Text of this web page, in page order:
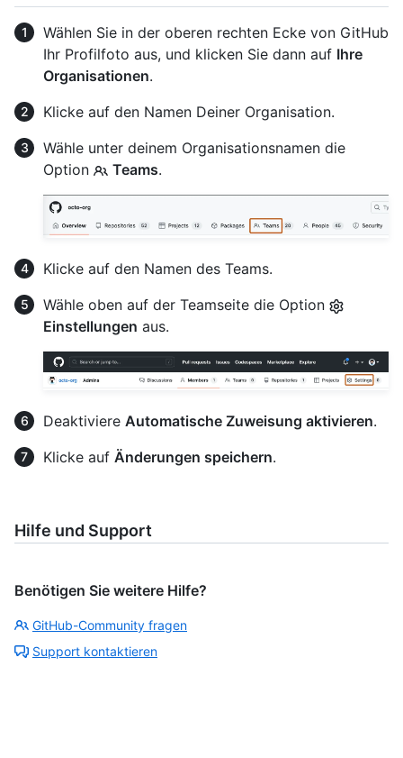
Wählen Sie in der oberen rechten Ecke von GitHub
Ihr Profilfoto aus, und klicken Sie dann auf Ihre
Organisationen.
Klicke auf den Namen Deiner Organisation.
Wähle unter deinem Organisationsnamen die
Option
Teams.
Klicke auf den Namen des Teams.
Wähle oben auf der Teamseite die Option
Einstellungen aus.
Deaktiviere Automatische Zuweisung aktivieren.
Klicke auf Änderungen speichern.
Hilfe und Support
Benötigen Sie weitere Hilfe?
GitHub-Community fragen
Support kontaktieren